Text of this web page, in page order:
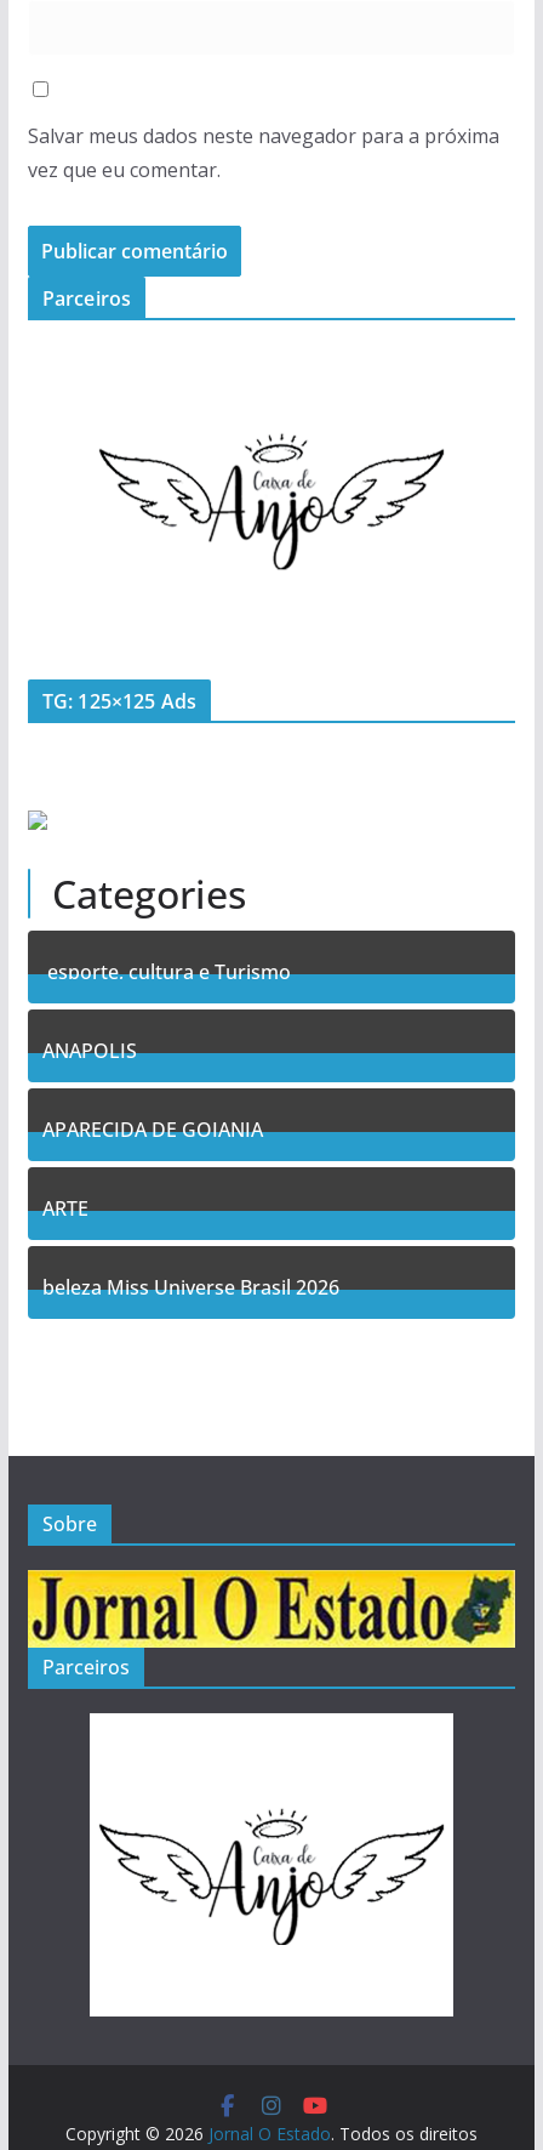
Salvar meus dados neste navegador para a próxima
vez que eu comentar.
Parceiros
TG: 125×125 Ads
Categories
esporte, cultura e Turismo
7Posts
ANAPOLIS
11Posts
APARECIDA DE GOIANIA
13Posts
ARTE
5Posts
beleza Miss Universe Brasil 2026
Sobre
Parceiros
Copyright © 2026 Jornal O Estado. Todos os direitos